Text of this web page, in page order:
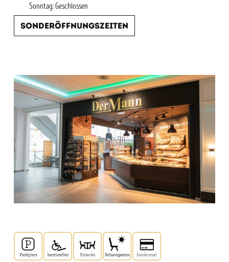
Sonntag: Geschlossen
Sonderöffnungszeiten